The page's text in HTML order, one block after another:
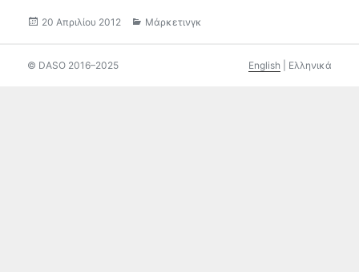
Δημοσιεύτηκε
20 Απριλίου 2012 Κατηγορίες
Μάρκετινγκ
© DASO 2016–2025 English Ελληνικά